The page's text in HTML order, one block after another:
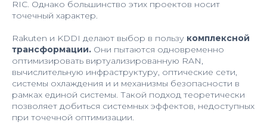
RIC. Однако большинство этих проектов носит
точечный характер.
Rakuten и KDDI делают выбор в пользу комплексной
трансформации. Они пытаются одновременно
оптимизировать виртуализированную RAN,
вычислительную инфраструктуру, оптические сети,
системы охлаждения и и механизмы безопасности в
рамках единой системы. Такой подход теоретически
позволяет добиться системных эффектов, недоступных
при точечной оптимизации.